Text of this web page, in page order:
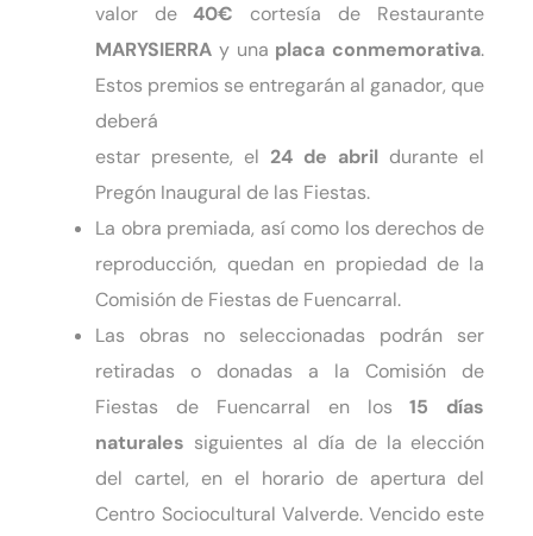
valor de40€ cortesía de Restaurante
MARYSIERRA y una placa conmemorativa.
Estos premios se entregarán al ganador, que
deberá
estar presente, el 24 de abril durante el
Pregón Inaugural de las Fiestas.
La obra premiada, así como los derechos de
reproducción, quedan en propiedad de la
Comisión de Fiestas de Fuencarral.
Las obras no seleccionadas podrán ser
retiradas o donadas a la Comisión de
Fiestas de Fuencarral en los15 días
naturales siguientes al día de la elección
del cartel, en el horario de apertura del
Centro Sociocultural Valverde. Vencido este